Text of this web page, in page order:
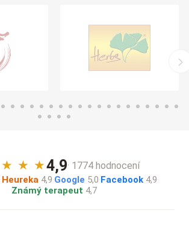
★ ★ ★4,9· 1774 hodnocení
·Heureka 4,9·Google 5,0·Facebook 4,9·
Známý terapeut 4,7